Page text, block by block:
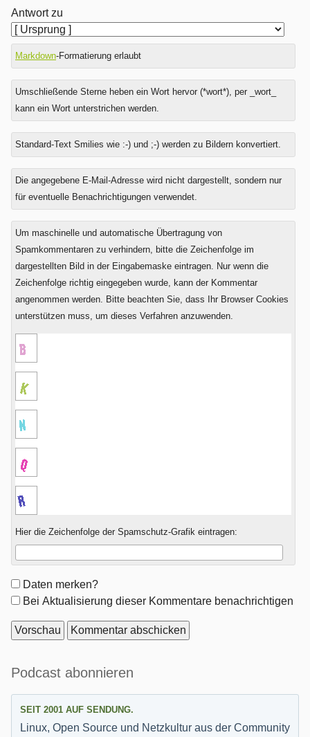
Antwort zu
Markdown-Formatierung erlaubt
Umschließende Sterne heben ein Wort hervor (*wort*), per _wort_
kann ein Wort unterstrichen werden.
Standard-Text Smilies wie :-) und ;-) werden zu Bildern konvertiert.
Was
ist
Drei
plus
Die angegebene E-Mail-Adresse wird nicht dargestellt, sondern nur
für eventuelle Benachrichtigungen verwendet.
Um maschinelle und automatische Übertragung von
Spamkommentaren zu verhindern, bitte die Zeichenfolge im
dargestellten Bild in der Eingabemaske eintragen. Nur wenn die
Zeichenfolge richtig eingegeben wurde, kann der Kommentar
angenommen werden. Bitte beachten Sie, dass Ihr Browser Cookies
unterstützen muss, um dieses Verfahren anzuwenden.
Hier die Zeichenfolge der Spamschutz-Grafik eintragen:
Formular-
Optionen
Daten merken?
Bei Aktualisierung dieser Kommentare benachrichtigen
Seitenleiste
Podcast abonnieren
SEIT 2001 AUF SENDUNG.
Linux, Open Source und Netzkultur aus der Community